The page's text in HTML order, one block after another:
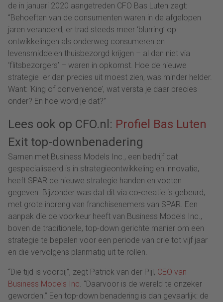
de in januari 2020 aangetreden CFO Bas Luten zegt:
“Behoeften van de consumenten waren in de afgelopen
jaren veranderd, er trad steeds meer ‘blurring’ op:
ontwikkelingen als onderweg consumeren en
levensmiddelen thuisbezorgd krijgen – al dan niet via
‘flitsbezorgers’ – waren in opkomst. Hoe de nieuwe
strategie er dan precies uit moest zien, was minder helder.
Want: ‘King of convenience’, wat versta je daar precies
onder? En hoe word je dat?”
Lees ook op CFO.nl: Profiel Bas Luten
Exit top-downbenadering
Samen met Business Models Inc., een bedrijf dat
gespecialiseerd is in strategieontwikkeling en innovatie,
heeft SPAR de nieuwe strategie handen en voeten
gegeven. Bijzonder was dat dit via co-creatie is gebeurd,
met grote inbreng van franchisenemers van SPAR. Een
aanpak die de voorkeur heeft van Business Models Inc.,
boven de traditionele, top-down gerichte manier om een
strategie te bepalen voor een periode van drie tot vijf jaar
en die vervolgens planmatig uit te rollen.
“Die tijd is voorbij”, zegt Patrick van der Pijl, CEO van
Business Models Inc . “Daarvoor is de wereld te onzeker
geworden.” Een top-down benadering is dan gevaarlijk: de